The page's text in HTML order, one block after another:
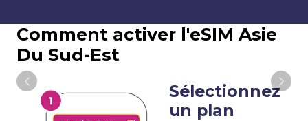
Comment activer l'eSIM Asie
Du Sud-Est
Sélectionnez
un plan